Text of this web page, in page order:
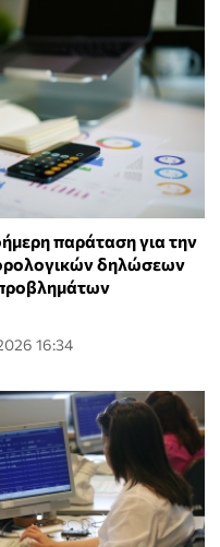
παράταση για την
δηλώσεων
16:34